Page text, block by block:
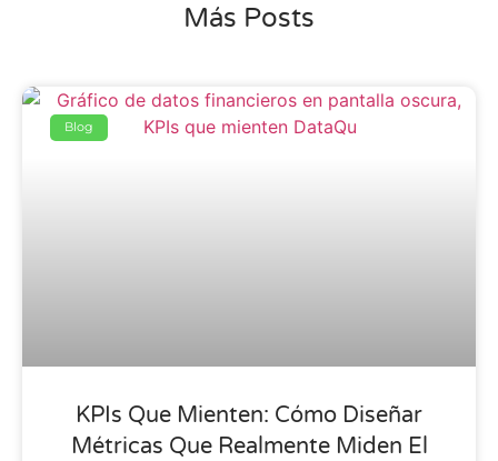
Más Posts
Blog
KPIs Que Mienten: Cómo Diseñar
Métricas Que Realmente Miden El